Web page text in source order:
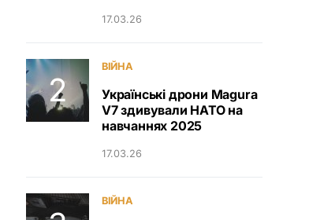
17.03.26
ВІЙНА
Українські дрони Magura
V7 здивували НАТО на
навчаннях 2025
17.03.26
ВІЙНА